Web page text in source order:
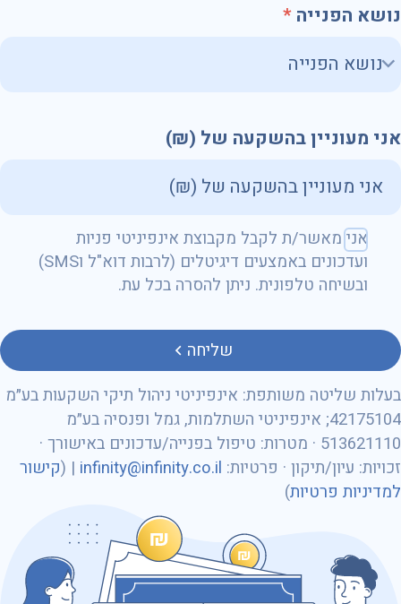
נושא הפנייה
אני מעוניין בהשקעה של (₪)
שם מלא
טלפון
מספר ת״ז
כתובת דוא״ל
אני מאשר/ת לקבל מקבוצת אינפיניטי פניות
ועדכונים באמצעים דיגיטלים (לרבות דוא"ל וSMS)
ובשיחה טלפונית. ניתן להסרה בכל עת.
שליחה
בעלות שליטה משותפת: אינפיניטי ניהול תיקי השקעות בע״מ
42175104; אינפיניטי השתלמות, גמל ופנסיה בע״מ
513621110 · מטרות: טיפול בפנייה/עדכונים באישורך ·
זכויות: עיון/תיקון · פרטיות: infinity@infinity.co.il
| (קישור
למדיניות פרטיות)